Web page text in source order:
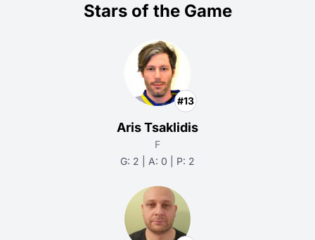
Stars of the Game
#13
Aris Tsaklidis
F
G: 2 | A: 0 | P: 2